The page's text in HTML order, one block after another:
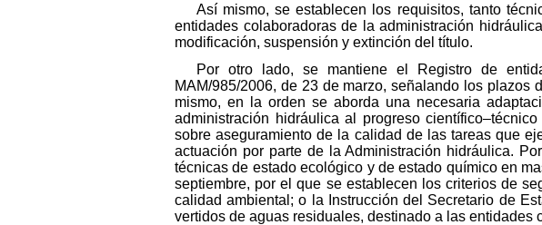
Así mismo, se establecen los requisitos, tanto
entidades colaboradoras de la administración
modificación, suspensión y extinción del título.
Por otro lado, se mantiene el Registro de
MAM/985/2006, de 23 de marzo, señalando los
mismo, en la orden se aborda una necesaria
administración hidráulica al progreso
sobre aseguramiento de la calidad de las tareas que
actuación por parte de la Administración hidráulica.
técnicas de estado ecológico y de estado químico en
septiembre, por el que se establecen los criterios de
calidad ambiental; o la Instrucción del Secretario de
vertidos de aguas residuales, destinado a las